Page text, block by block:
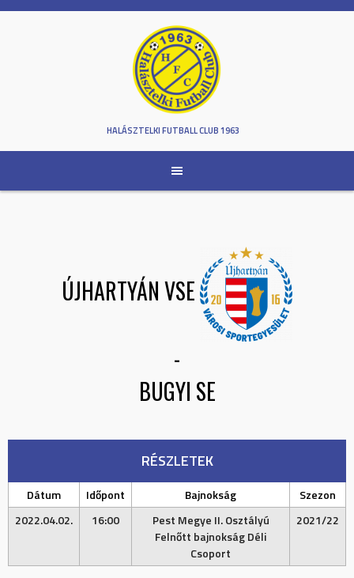
Skip
HALÁSZTELKI FUTBALL CLUB 1963
ÚJHARTYÁN VSE
-
BUGYI SE
RÉSZLETEK
Dátum Időpont Bajnokság
Szezon
2022.04.02.
16:00
Pest Megye II. Osztályú
Felnőtt bajnokság Déli
Csoport
2021/22